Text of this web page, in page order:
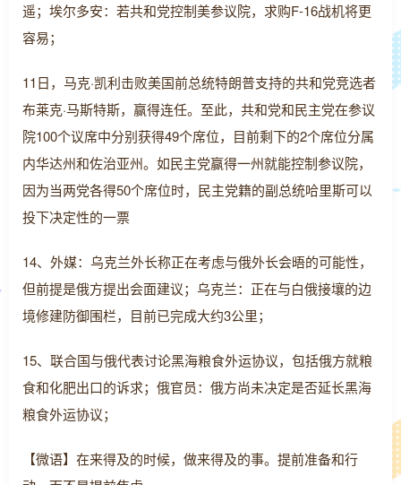
遥；埃尔多安：若共和党控制美参议院，求购F-16战机将更
容易；
11日，马克·凯利击败美国前总统特朗普支持的共和党竞选者
布莱克·马斯特斯，赢得连任。至此，共和党和民主党在参议
院100个议席中分别获得49个席位，目前剩下的2个席位分属
内华达州和佐治亚州。如民主党赢得一州就能控制参议院，
因为当两党各得50个席位时，民主党籍的副总统哈里斯可以
投下决定性的一票
14、外媒：乌克兰外长称正在考虑与俄外长会晤的可能性，
但前提是俄方提出会面建议；乌克兰：正在与白俄接壤的边
境修建防御围栏，目前已完成大约3公里；
15、联合国与俄代表讨论黑海粮食外运协议，包括俄方就粮
食和化肥出口的诉求；俄官员：俄方尚未决定是否延长黑海
粮食外运协议；
【微语】在来得及的时候，做来得及的事。提前准备和行